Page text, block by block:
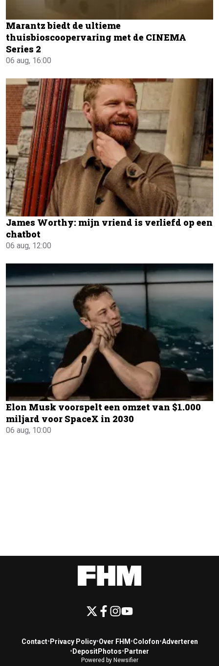
Marantz biedt de ultieme
thuisbioscoopervaring met de CINEMA
Series 2
06 aug, 16:00
James Worthy: mijn vriend is verliefd op een
chatbot
06 aug, 12:00
Elon Musk voorspelt een omzet van $1.000
miljard voor SpaceX in 2030
06 aug, 10:00
Contact• Privacy Policy•Over FHM •Colofon•Adverteren
• DepositPhotos• Partner
Powered by Newsifier